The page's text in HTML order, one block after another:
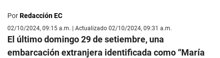
PorRedacción EC
02/10/2024, 09:15 a.m. | Actualizado 02/10/2024, 09:31 a.m.
El último domingo 29 de setiembre, una
embarcación extranjera identificada como “María